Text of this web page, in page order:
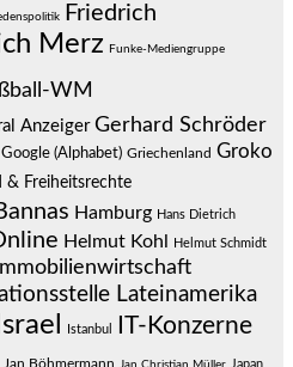
Friedrich
Merz Funke-Mediengruppe
WM
Anzeiger Gerhard Schröder
Google (Alphabet) Griechenland Groko
& Freiheitsrechte
Hamburg Hans Dietrich
Helmut Kohl Helmut Schmidt
Immobilienwirtschaft
Lateinamerika
Israel Istanbul IT-Konzerne
Jan Böhmermann Japan